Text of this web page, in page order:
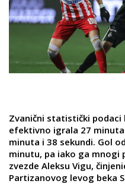
Zvanični statistički podaci
efektivno igrala 27
minuta i 38 sekundi. Gol
minutu, pa iako ga mnogi
zvezde Aleksu Vigu,
Partizanovog levog beka